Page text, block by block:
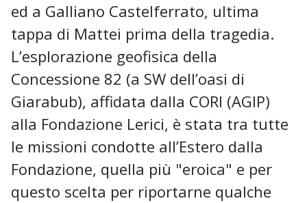
ed a Galliano Castelferrato, ultima
tappa di Mattei prima della tragedia.
L’esplorazione geofisica della
Concessione 82 (a SW dell’oasi di
Giarabub), affidata dalla CORI (AGIP)
alla Fondazione Lerici, è stata tra tutte
le missioni condotte all’Estero dalla
Fondazione, quella più "eroica" e per
questo scelta per riportarne qualche